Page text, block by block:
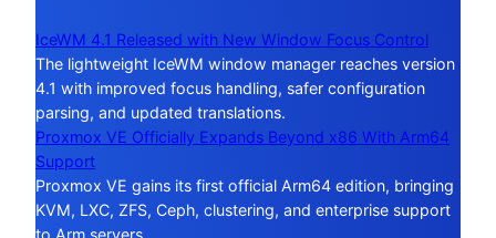
IceWM 4.1 Released with New Window Focus Control
The lightweight IceWM window manager reaches version
4.1 with improved focus handling, safer configuration
parsing, and updated translations.
Proxmox VE Officially Expands Beyond x86 With Arm64
Support
Proxmox VE gains its first official Arm64 edition, bringing
KVM, LXC, ZFS, Ceph, clustering, and enterprise support